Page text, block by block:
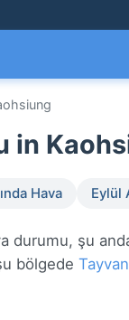
in
Hava Eylül
durumu, şu
bölgede Tayvan